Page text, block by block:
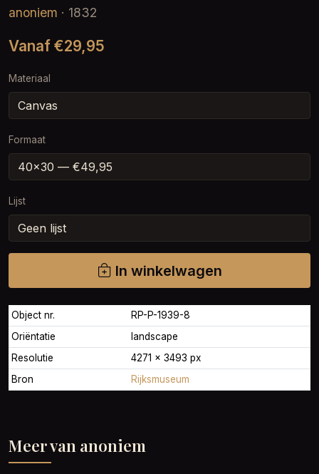
anoniem · 1832
Vanaf €29,95
Materiaal
Formaat
Lijst
In winkelwagen
Object nr.
RP-P-1939-8
Oriëntatie
landscape
Resolutie
4271 × 3493 px
Bron
Rijksmuseum
Meer van anoniem